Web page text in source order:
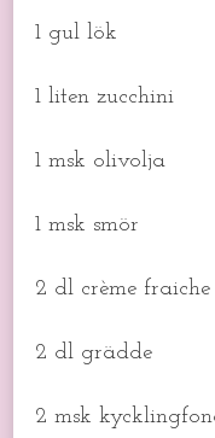
1 gul lök
1 liten zucchini
1 msk olivolja
1 msk smör
2 dl crème fraiche
2 dl grädde
2 msk